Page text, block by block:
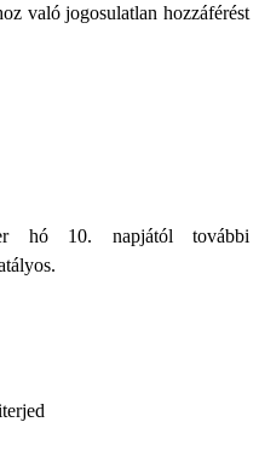
való jogosulatlan hozzáférést
hó 10. napjától további